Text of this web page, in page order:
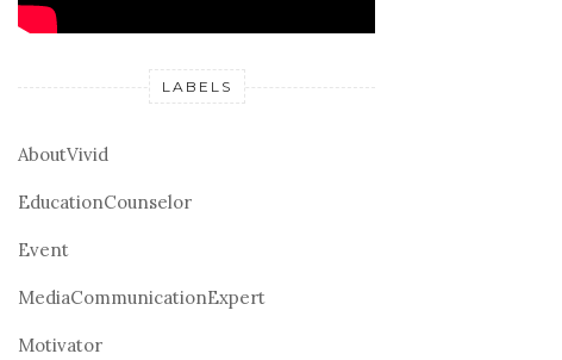
LABELS
AboutVivid
EducationCounselor
Event
MediaCommunicationExpert
Motivator